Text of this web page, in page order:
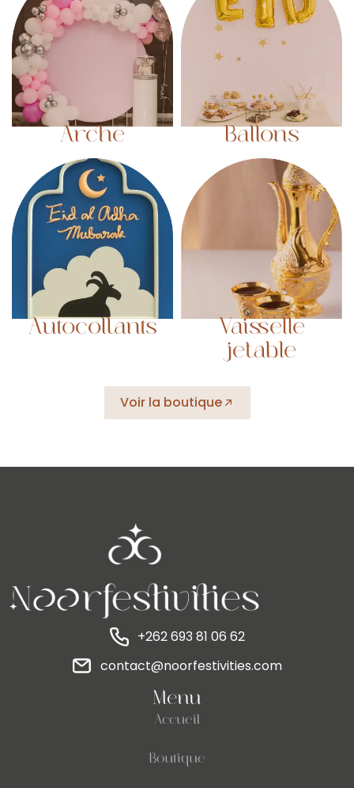
Arche Ballons
Autocollants
Vaisselle
jetable
Voir la boutique
+262 693 81 06 62
contact@noorfestivities.com
Menu
Accueil
Boutique